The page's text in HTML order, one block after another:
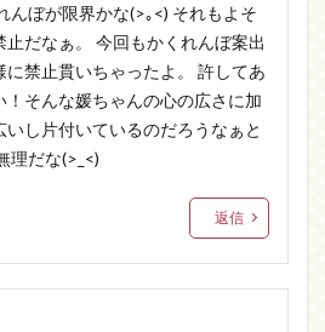
んぼが限界かな(>｡<) それもよそ
だなぁ。 今回もかくれんぼ案出
禁止貫いちゃったよ。 許してあ
！そんな媛ちゃんの心の広さに加
いし片付いているのだろうなぁと
理だな(>_<)
返信